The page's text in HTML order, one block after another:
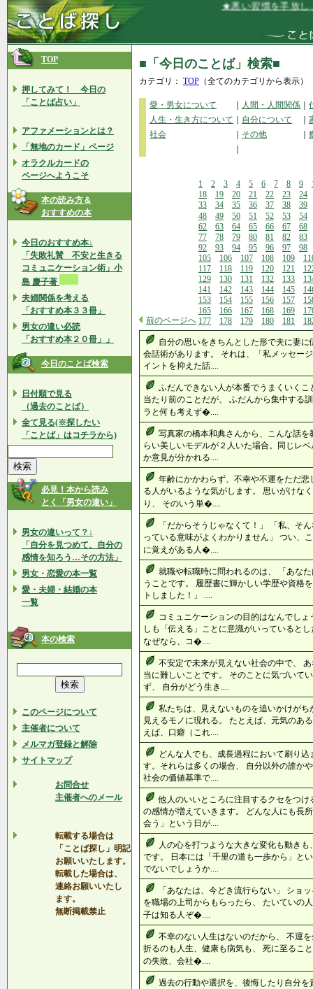
★悪い習慣を手放し、い
TOP
押してみて！ 今日の
「ことば占い」
アファメーションとは？
「無地のカード」ページ
オラクルカードの
ページへようこそ
本の読み方＆
おすすめの本
今日のおすすめ本↓
「失敗礼賛 不安と生きる
コミュニケーション術」小
島 慶子著
夫婦関係を考える
「おすすめ本３３冊」
男女の違い必読
「おすすめ本２０冊」」
今日のことば検索
日付順で見る
（過去のことば）
全て見る(※探したい
「ことば」はコチラから)
必見！本から読み
とく「男女の違い」
男女の違いって？↓
「自分を見つめて、自分の
感情を知ろう…その方法」
男女・恋愛の本一覧
愛・夫婦・結婚の本
一覧
本の検索
このページについて
主催者について
メルマガ登録と解除
サイトマップ
お問合せ
主催者へのメール
転載する場合は
「ことば探し」明記
お願いいたします。
転載した場合は、
連絡お願いいたし
ます。
無断掲載禁止
■「今日のことば」検索■
カテゴリ： TOP （全てのカテゴリから表示）
愛・男女について 人間・人間関係
人生・生き方について
自分について
社会
その他
前のページへ
1 2 3 4 5 6 7 8 9
18
19 20 21 22 23
24
33
34 35 36 37 38
39
48
49 50 51 52 53
54
62
63 64 65 66 67
68
77
78 79 80 81 82
83
92
93 94 95 96 97
98
105
106 107 108 109
117
118 119 120 121
129
130 131 132 133
141
142 143 144 145
153
154 155 156 157
165
166 167 168 169
177
178 179 180 181
自分の思いをきちんとした形で夫に妻
会話術があります。 それは、「私メッセー
イントを抑えた話....
ふだんできない人が本番でうまくいく
当たり前のことだが、 ふだんから集中する
ラと何も考えず�....
写真家の橋本和典さんから、こんな話
らい美しいモデルが２人いた場合。同じレ
か意見が分かれる....
年齢にかかわらず、不幸や不運をただ
る人がいるような気がします。 思いがけな
り、 そのいう単�....
「だからそうじゃなくて！」 「私、そ
っている意味がよくわかりません」 つい、
に覚えがある人�....
就職や転職時に問われるのは、 「あな
うことです。 履歴書に輝かしい学歴や資格
トしました！」 ....
コミュニケーションの目的はなんでし
しも「伝える」ことに意識がいっていると
なぜなら、コ�....
不安定で未来が見えない社会の中で、
当に難しいことです。 そのことに気づいて
ず、 自分がどう生き....
私たちは、見えないものを追いかけが
見えるモノに現れる。 たとえば、元気のあ
えば、口癖（これ....
どんな人でも、成長過程において刷り
す。それらは多くの場合、 自分以外の誰か
社会の価値基準で....
他人のいいところに注目するクセをつ
の感情が増えていきます。 どんな人にも長
会う」という日が....
人の心を打つような大きな変化も動き
です。 日本には「千里の道も一歩から」と
でないでしょうか....
「あなたは、今どき流行らない」 ショ
を職場の上司からもらったら、 たいていの
子は知る人ぞ�....
不幸のない人生はないのだから、 不運
折るのも人生、健康も病気も、 死に至るこ
の失敗、会社�....
過去の行動や選択を、後悔したり自分